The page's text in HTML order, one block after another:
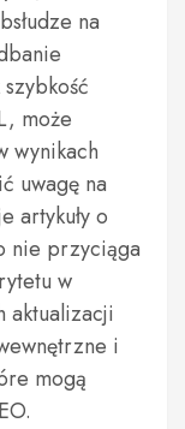
na
może
wynikach
uwagę na
artykuły o
nie przyciąga
w
aktualizacji
i
mogą